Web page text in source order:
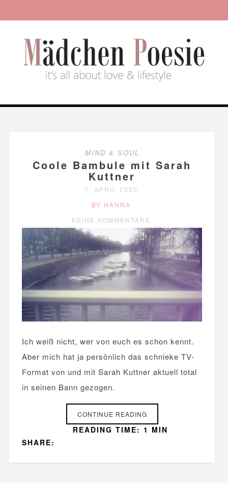
MIND & SOUL
Coole Bambule mit Sarah
Kuttner
7. APRIL 2020
BY HANNA
KEINE KOMMENTARE
Ich weiß nicht, wer von euch es schon kennt.
Aber mich hat ja persönlich das schnieke TV-
Format von und mit Sarah Kuttner aktuell total
in seinen Bann gezogen.
CONTINUE READING
SHARE:
READING TIME: 1 MIN